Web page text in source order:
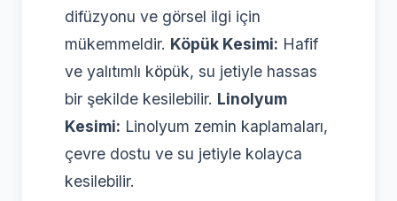
difüzyonu ve görsel ilgi için
mükemmeldir. Köpük Kesimi: Hafif
ve yalıtımlı köpük, su jetiyle hassas
bir şekilde kesilebilir. Linolyum
Kesimi: Linolyum zemin kaplamaları,
çevre dostu ve su jetiyle kolayca
kesilebilir.